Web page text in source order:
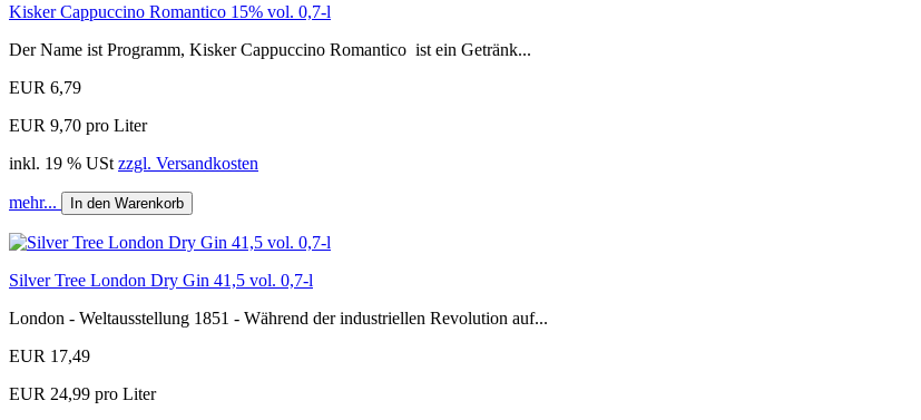
Kisker Cappuccino Romantico 15% vol. 0,7-l
Der Name ist Programm, Kisker Cappuccino Romantico ist ein Getränk...
EUR 6,79
EUR 9,70 pro Liter
inkl. 19 % USt zzgl. Versandkosten
mehr... In den Warenkorb
Silver Tree London Dry Gin 41,5 vol. 0,7-l
London - Weltausstellung 1851 - Während der industriellen Revolution auf...
EUR 17,49
EUR 24,99 pro Liter